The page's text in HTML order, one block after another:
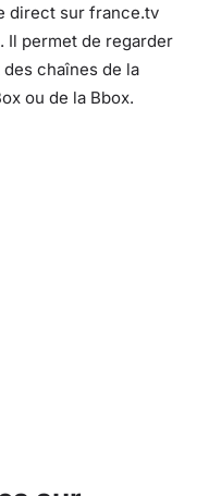
direct sur france.tv
Il permet de regarder
chaînes de la
ou de la Bbox.